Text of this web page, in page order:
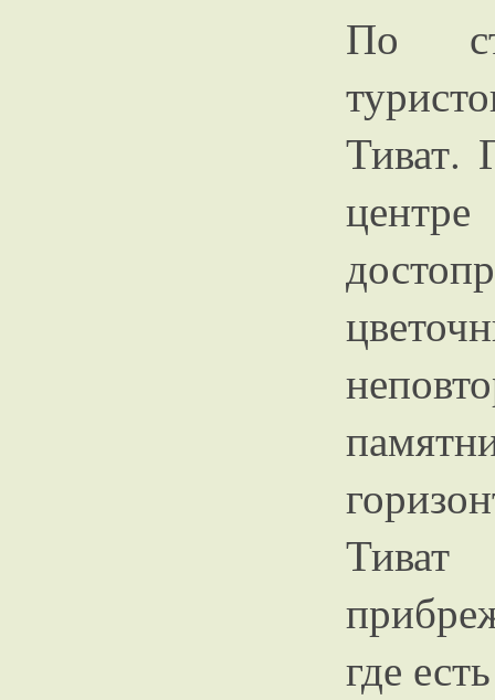
По
Тиват.
где